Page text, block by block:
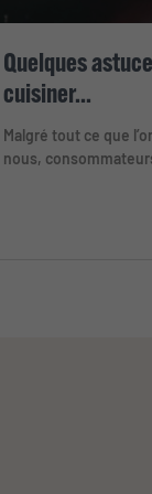
Quelques
cuisiner...
Malgré tout ce que
nous,